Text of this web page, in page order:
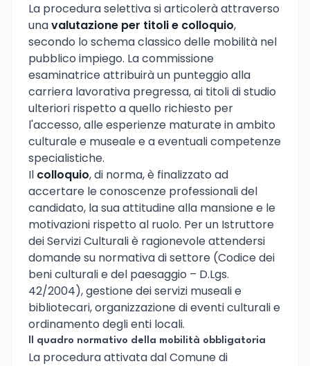
La procedura selettiva si articolerà attraverso
unavalutazione per titoli e colloquio,
secondo lo schema classico delle mobilità nel
pubblico impiego. La commissione
esaminatrice attribuirà un punteggio alla
carriera lavorativa pregressa, ai titoli di studio
ulteriori rispetto a quello richiesto per
l'accesso, alle esperienze maturate in ambito
culturale e museale e a eventuali competenze
specialistiche.
Il colloquio, di norma, è finalizzato ad
accertare le conoscenze professionali del
candidato, la sua attitudine alla mansione e le
motivazioni rispetto al ruolo. Per un Istruttore
dei Servizi Culturali è ragionevole attendersi
domande su normativa di settore (Codice dei
beni culturali e del paesaggio – D.Lgs.
42/2004), gestione dei servizi museali e
bibliotecari, organizzazione di eventi culturali e
ordinamento degli enti locali.
Il quadro normativo della mobilità obbligatoria
La procedura attivata dal Comune di